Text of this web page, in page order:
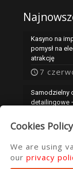
Kasyno na
pomysł na
atrakcję
7
Samodzielny
detailingowe
25 maja
Cookies Policy
We are using
our privacy